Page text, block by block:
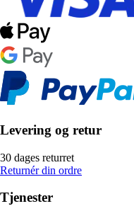
Levering og retur
30 dages returret
Returnér din ordre
Tjenester